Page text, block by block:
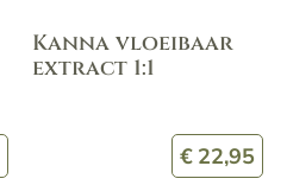
Kanna vloeibaar
extract 1:1
€ 22,95